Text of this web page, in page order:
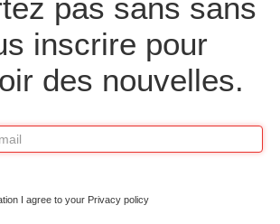
DE GAMME
01
€
In stock
pas sans sans
inscrire pour
des nouvelles.
I agree to your Privacy policy